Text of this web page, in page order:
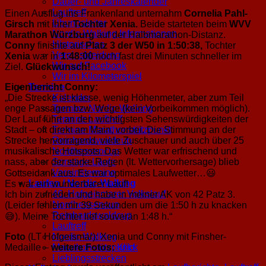
Lauftreff
Übungsleiter
Nordic-Walking Informationen
Historisches
Vereinskleidung
Wir auf Facebook
Wir im Kilometerspiel
Termine
Kalender
Termine Nordic-Walking
Termine Lauftreff
Termine Marathonstützpunkt
Reinhardswaldcup
Nordhessencup
Sonstige Läufe
Vereinstermine
Laufen / Nordic-Walking
46. Hofgeismarer Volkslauf
Nordhessencup
Reinhardswaldcup
Lauftreff
Nordic-Walking
Marathonstützpunkt
Lieblingsstrecken
Einen Ausflug ins Frankenland unternahm Cornelia Pahl-
Girsch mit ihrerTochter Xenia. Beide starteten beim WVV
Marathon Würzburgauf der Halbmarathon-Distanz.
Conny finishte aufPlatz 3 der W50 in 1:50:38, Tochter
Xenia war in1:48:00noch fast drei Minuten schneller im
Ziel. Glückwunsch!
Eigenbericht Conny:
„Die Strecke ist klasse, wenig Höhenmeter, aber zum Teil
enge Passagen bzw. Wege (kein Vorbeikommen möglich).
Der Lauf führt an den wichtigsten Sehenswürdigkeiten der
Stadt – oft direkt am Main, vorbei. Die Stimmung an der
Strecke hervorragend, viele Zuschauer und auch über 25
musikalische Hotspots. Das Wetter war erfrischend und
nass, aber der starke Regen (lt. Wettervorhersage) blieb
Gottseidank aus. Es war optimales Laufwetter…😃
Es war ein wunderbarer Lauf!
Ich bin zufrieden und habe in meiner AK von 42 Patz 3.
(Leider fehlen mir 39 Sekunden um die 1:50 h zu knacken
😅). Meine Tochter lief souverän 1:48 h.“
Foto (LT Hofgeismar): Xenia und Conny mit Finsher-
Medaille – weitere Fotos: Klick